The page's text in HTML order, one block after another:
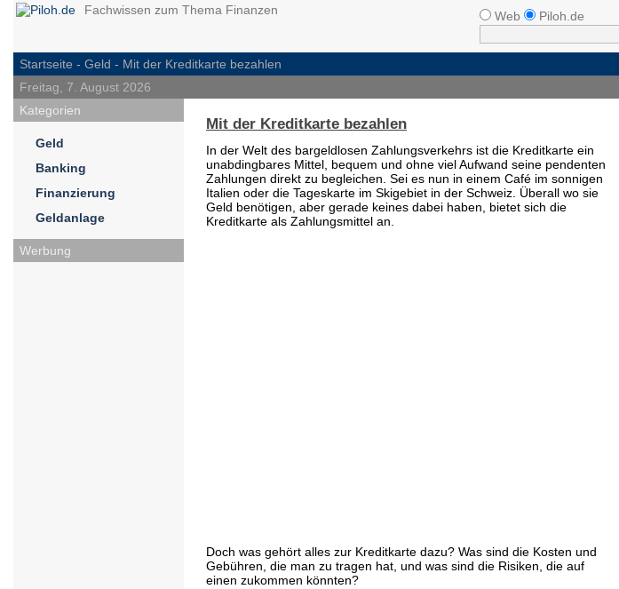
Fachwissen zum Thema Finanzen Web Piloh.de
Startseite - Geld - Mit der Kreditkarte bezahlen
Freitag, 7. August 2026
Kategorien
Geld
Banking
Finanzierung
Geldanlage
Werbung
Mit der Kreditkarte bezahlen
In der Welt des bargeldlosen Zahlungsverkehrs ist die Kreditkarte ein
unabdingbares Mittel, bequem und ohne viel Aufwand seine pendenten
Zahlungen direkt zu begleichen. Sei es nun in einem Café im sonnigen
Italien oder die Tageskarte im Skigebiet in der Schweiz. Überall wo sie
Geld benötigen, aber gerade keines dabei haben, bietet sich die
Kreditkarte als Zahlungsmittel an.
Doch was gehört alles zur Kreditkarte dazu? Was sind die Kosten und
Gebühren, die man zu tragen hat, und was sind die Risiken, die auf
einen zukommen könnten?